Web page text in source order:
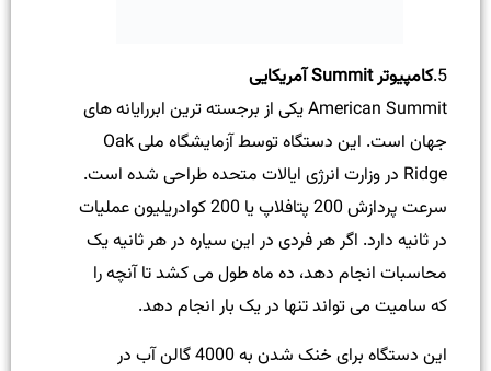
5. کامپیوتر Summit آمریکایی
American Summit یکی از برجسته ترین ابررایانه های
جهان است. این دستگاه توسط آزمایشگاه ملی Oak
Ridge در وزارت انرژی ایالات متحده طراحی شده است.
سرعت پردازش 200 پتافلاپ یا 200 کوادریلیون عملیات
در ثانیه دارد. اگر هر فردی در این سیاره در هر ثانیه یک
محاسبات انجام دهد، ده ماه طول می کشد تا آنچه را
که سامیت می تواند تنها در یک بار انجام دهد.
این دستگاه برای خنک شدن به 4000 گالن آب در